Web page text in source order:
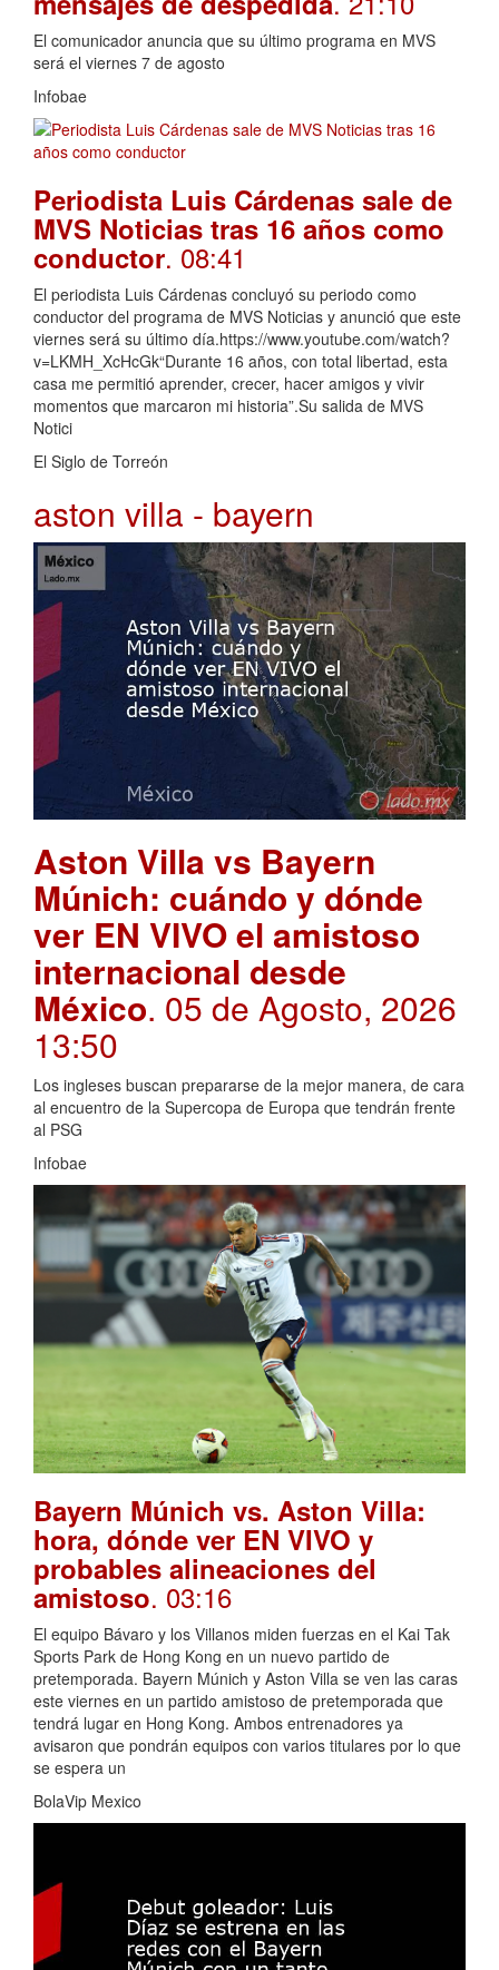
El comunicador anuncia que su último programa en MVS
será el viernes 7 de agosto
Infobae
Periodista Luis Cárdenas sale de
MVS Noticias tras 16 años como
conductor. 08:41
El periodista Luis Cárdenas concluyó su periodo como
conductor del programa de MVS Noticias y anunció que este
viernes será su último día.https://www.youtube.com/watch?
v=LKMH_XcHcGk“Durante 16 años, con total libertad, esta
casa me permitió aprender, crecer, hacer amigos y vivir
momentos que marcaron mi historia”.Su salida de MVS
Notici
El Siglo de Torreón
aston villa - bayern
Aston Villa vs Bayern
Múnich: cuándo y dónde
ver EN VIVO el amistoso
internacional desde
México. 05 de Agosto, 2026
13:50
Los ingleses buscan prepararse de la mejor manera, de cara
al encuentro de la Supercopa de Europa que tendrán frente
al PSG
Infobae
Bayern Múnich vs. Aston Villa:
hora, dónde ver EN VIVO y
probables alineaciones del
amistoso. 03:16
El equipo Bávaro y los Villanos miden fuerzas en el Kai Tak
Sports Park de Hong Kong en un nuevo partido de
pretemporada. Bayern Múnich y Aston Villa se ven las caras
este viernes en un partido amistoso de pretemporada que
tendrá lugar en Hong Kong. Ambos entrenadores ya
avisaron que pondrán equipos con varios titulares por lo que
se espera un
BolaVip Mexico